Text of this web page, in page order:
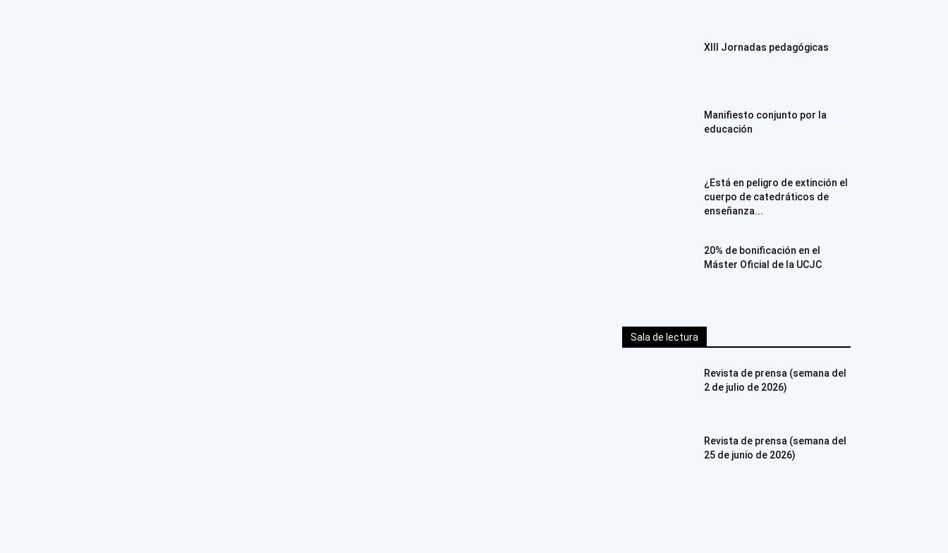
XIII Jornadas pedagógicas
Manifiesto conjunto por la
educación
¿Está en peligro de extinción el
cuerpo de catedráticos de
enseñanza...
20% de bonificación en el
Máster Oficial de la UCJC
Sala de lectura
Revista de prensa (semana del
2 de julio de 2026)
Revista de prensa (semana del
25 de junio de 2026)